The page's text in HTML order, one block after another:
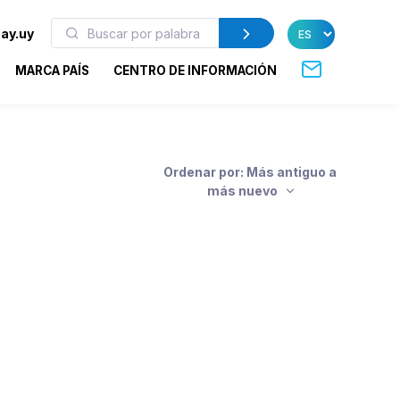
MARCA PAÍS CENTRO DE INFORMACIÓN
Ordenar por: Más antiguo a
más nuevo